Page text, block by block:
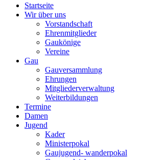
Startseite
Wir über uns
Vorstandschaft
Ehrenmitglieder
Gaukönige
Vereine
Gau
Gauversammlung
Ehrungen
Mitgliederverwaltung
Weiterbildungen
Termine
Damen
Jugend
Kader
Ministerpokal
Gaujugend- wanderpokal